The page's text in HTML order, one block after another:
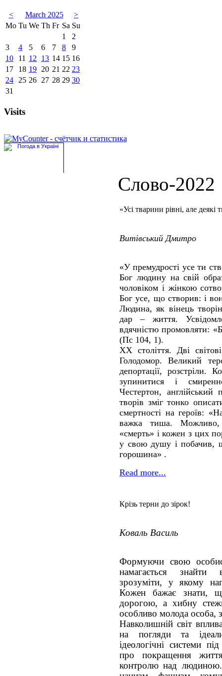
< March 2025
>
Mo Tu We Th Fr Sa Su
1
2
3
4 5 6 7 8
9
10
11 12 13 14 15 16
17
18 19 20 21 22 23
24
25 26 27 28 29 30
31
Visits
Слово-2022
«Усі тварини рівні, але деякі
Витівський Дмитро
«У премудрості усе ти
Бог людину на свій
чоловіком і жінкою
Бог усе, що створив: і
Людина, як вінець
дар – життя.
вдячністю промовляти:
(Пс 104, 1).
ХХ століття. Дві
Голодомор. Великий
депортації, розстріли.
зупинитися і
Честертон,
творів зміг тонко
смертності на героїв:
важка тиша. Можливо,
«смерть» і кожен з цих
у свою душу і побачив,
горошина» .
Read more...
Крізь терни до зірок!
Коваль Василь
Формуючи свою
намагається знайти
зрозуміти, у якому
Кожен бажає знати,
дорогою, а хибну
особливо молода особа,
Навколишній світ
на погляди та
ідеологічні системи
про покращення
контролю над